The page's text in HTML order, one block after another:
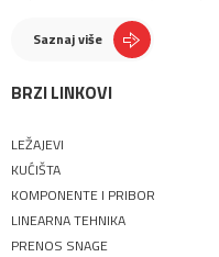
Saznaj više
BRZI LINKOVI
LEŽAJEVI
KUĆIŠTA
KOMPONENTE I PRIBOR
LINEARNA TEHNIKA
PRENOS SNAGE